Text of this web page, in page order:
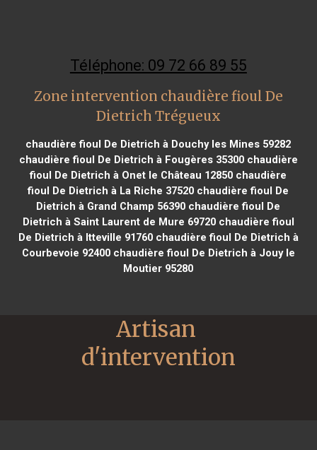
Téléphone: 09 72 66 89 55
Zone intervention chaudière fioul De
Dietrich Trégueux
chaudière fioul De Dietrich à Douchy les Mines 59282
chaudière fioul De Dietrich à Fougères 35300chaudière
fioul De Dietrich à Onet le Château 12850 chaudière
fioul De Dietrich à La Riche 37520 chaudière fioul De
Dietrich à Grand Champ 56390 chaudière fioul De
Dietrich à Saint Laurent de Mure 69720chaudière fioul
De Dietrich à Itteville 91760chaudière fioul De Dietrich à
Courbevoie 92400chaudière fioul De Dietrich à Jouy le
Moutier 95280
Artisan
d'intervention